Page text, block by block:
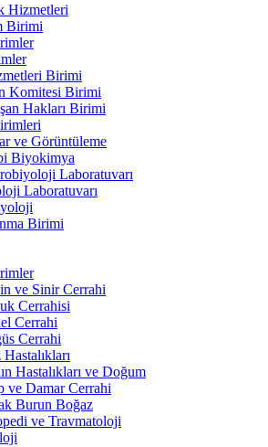
Hizmetleri
Birimi
Birimi
Komitesi Birimi
Hakları Birimi
ve Görüntüleme
Biyokimya
Laboratuvarı
Laboratuvarı
Birimi
ve Sinir Cerrahi
Cerrahisi
Cerrahi
Cerrahi
Hastalıkları ve Doğum
ve Damar Cerrahi
Burun Boğaz
ve Travmatoloji